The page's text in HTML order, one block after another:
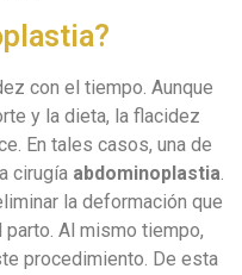
con el tiempo. Aunque
y la dieta, la flacidez
En tales casos, una de
cirugía abdominoplastia.
la deformación que
Al mismo tiempo,
procedimiento. De esta